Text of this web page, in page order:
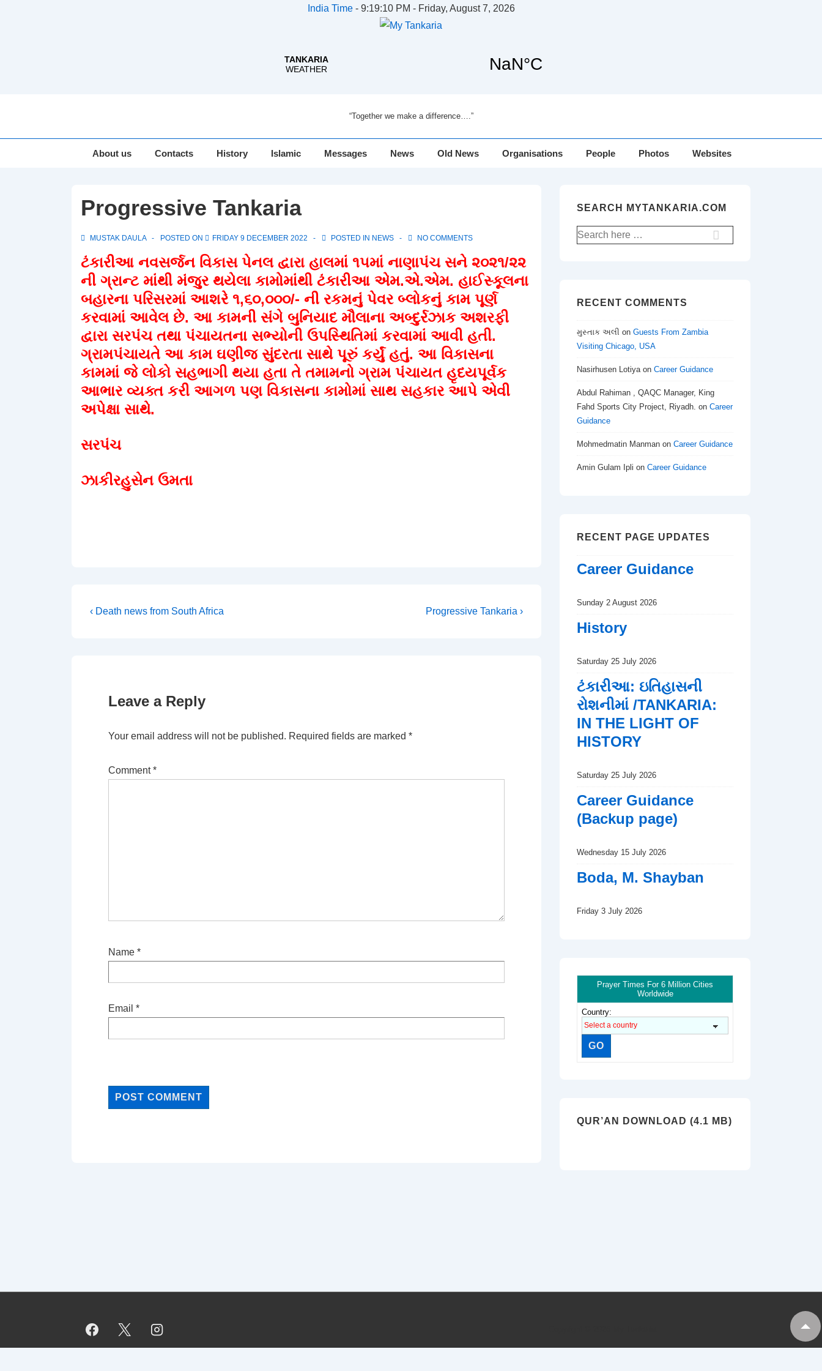
India Time - 9:19:11 PM - Friday, August 7, 2026
to
“Together we make a difference….”
About us Contacts History Islamic Messages News Old News Organisations People Photos Websites
Progressive Tankaria
MUSTAK DAULA POSTED ON FRIDAY 9 DECEMBER 2022 POSTED IN NEWS NO COMMENTS
ટંકારીઆ નવસર્જન વિકાસ પેનલ દ્વારા હાલમાં ૧૫માં નાણાપંચ સને ૨૦૨૧/૨૨
ની ગ્રાન્ટ માંથી મંજુર થયેલા કામોમાંથી ટંકારીઆ એમ.એ.એમ. હાઈસ્કૂલના
બહારના પરિસરમાં આશરે ૧,૬૦,૦૦૦/- ની રકમનું પેવર બ્લોકનું કામ પૂર્ણ
કરવામાં આવેલ છે. આ કામની સંગે બુનિયાદ મૌલાના અબ્દુર્રઝાક અશરફી
દ્વારા સરપંચ તથા પંચાયતના સભ્યોની ઉપસ્થિતિમાં કરવામાં આવી હતી.
ગ્રામપંચાયતે આ કામ ઘણીજ સુંદરતા સાથે પૂરું કર્યું હતું. આ વિકાસના
કામમાં જે લોકો સહભાગી થયા હતા તે તમામનો ગ્રામ પંચાયત હૃદયપૂર્વક
આભાર વ્યક્ત કરી આગળ પણ વિકાસના કામોમાં સાથ સહકાર આપે એવી
અપેક્ષા સાથે.
સરપંચ
ઝાકીરહુસેન ઉમતા
Post
Previous
‹ Death news from South Africa
Next
Progressive Tankaria ›
Leave a Reply
Your email address will not be published. Required fields are marked *
Comment*
Name *
Email *
SEARCH MYTANKARIA.COM
Search
for:
RECENT COMMENTS
મુસ્તાક અલી on Guests From Zambia
Visiting Chicago, USA
Nasirhusen Lotiyaon Career Guidance
Abdul Rahiman , QAQC Manager, King
Fahd Sports City Project, Riyadh. on Career
Guidance
Mohmedmatin Manman on Career Guidance
Amin Gulam Ipli on Career Guidance
RECENT PAGE UPDATES
Career Guidance
Sunday 2 August 2026
History
Saturday 25 July 2026
ટંકારીઆ: ઇતિહાસની
રોશનીમાં /TANKARIA:
IN THE LIGHT OF
HISTORY
Saturday 25 July 2026
Career Guidance
(Backup page)
Wednesday 15 July 2026
Boda, M. Shayban
Friday 3 July 2026
Prayer Times For 6 Million Cities
Worldwide
Country:
QUR’AN DOWNLOAD (4.1 MB)